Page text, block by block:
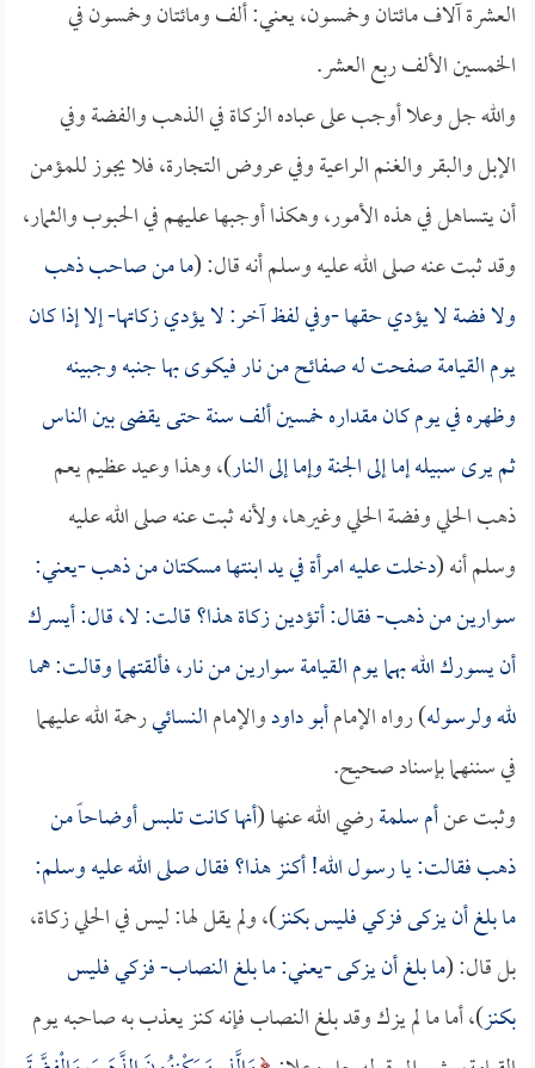
العشرة آلاف مائتان وخمسون، يعني: ألف ومائتان وخمسون في
الخمسين الألف ربع العشر.
والله جل وعلا أوجب على عباده الزكاة في الذهب والفضة وفي
الإبل والبقر والغنم الراعية وفي عروض التجارة، فلا يجوز للمؤمن
أن يتساهل في هذه الأمور، وهكذا أوجبها عليهم في الحبوب والثمار،
وقد ثبت عنه صلى الله عليه وسلم أنه قال: (ما من صاحب ذهب
ولا فضة لا يؤدي حقها -وفي لفظ آخر: لا يؤدي زكاتها- إلا إذا كان
يوم القيامة صفحت له صفائح من نار فيكوى بها جنبه وجبينه
وظهره في يوم كان مقداره خمسين ألف سنة حتى يقضى بين الناس
ثم يرى سبيله إما إلى الجنة وإما إلى النار)، وهذا وعيد عظيم يعم
ذهب الحلي وفضة الحلي وغيرها، ولأنه ثبت عنه صلى الله عليه
وسلم أنه (دخلت عليه امرأة في يد ابنتها مسكتان من ذهب -يعني:
سوارين من ذهب- فقال: أتؤدين زكاة هذا؟ قالت: لا، قال: أيسرك
أن يسورك الله بهما يوم القيامة سوارين من نار، فألقتهما وقالت: هما
لله ولرسوله) رواه الإمامأبو داودوالإمامالنسائيرحمة الله عليهما
في سننهما بإسناد صحيح.
وثبت عنأم سلمةرضي الله عنها (أنها كانت تلبس أوضاحاً من
ذهب فقالت: يا رسول الله! أكنز هذا؟ فقال صلى الله عليه وسلم:
ما بلغ أن يزكى فزكي فليس بكنز)، ولم يقل لها: ليس في الحلي زكاة،
بل قال: (ما بلغ أن يزكى -يعني: ما بلغ النصاب- فزكي فليس
بكنز)، أما ما لم يزك وقد بلغ النصاب فإنه كنز يعذب به صاحبه يوم